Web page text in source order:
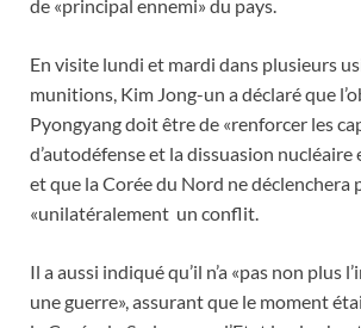
de «principal ennemi» du pays.
En visite lundi et mardi dans plusieurs
munitions, Kim Jong-un a déclaré que
Pyongyang doit être de «renforcer les
d’autodéfense et la dissuasion nucléaire
et que la Corée du Nord ne déclenchera
«unilatéralement un conflit.
Il a aussi indiqué qu’il n’a «pas non plus
une guerre», assurant que le moment